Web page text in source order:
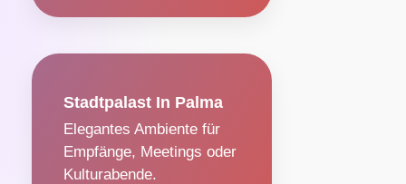
Stadtpalast In Palma
Elegantes Ambiente für
Empfänge, Meetings oder
Kulturabende.